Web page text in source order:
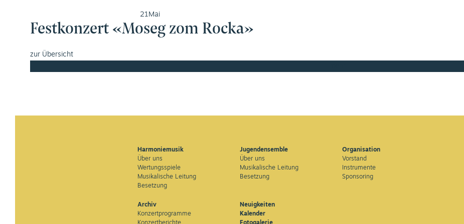
21 Mai
Festkonzert «Moseg zom Rocka»
zur Übersicht
Harmoniemusik
Über uns
Wertungsspiele
Musikalische Leitung
Besetzung
Jugendensemble
Über uns
Musikalische Leitung
Besetzung
Organisation
Vorstand
Instrumente
Sponsoring
Archiv
Konzertprogramme
Neuigkeiten
Kalender